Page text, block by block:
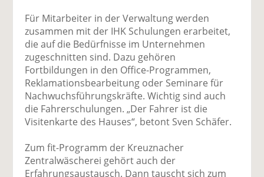
Für Mitarbeiter in der Verwaltung werden
zusammen mit der IHK Schulungen erarbeitet,
die auf die Bedürfnisse im Unternehmen
zugeschnitten sind. Dazu gehören
Fortbildungen in den Office-Programmen,
Reklamationsbearbeitung oder Seminare für
Nachwuchsführungskräfte. Wichtig sind auch
die Fahrerschulungen. „Der Fahrer ist die
Visitenkarte des Hauses“, betont Sven Schäfer.
Zum fit-Programm der Kreuznacher
Zentralwäscherei gehört auch der
Erfahrungsaustausch. Dann tauscht sich zum